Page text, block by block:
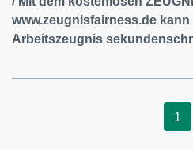
www.zeugnisfairness.de
Arbeitszeugnis
1